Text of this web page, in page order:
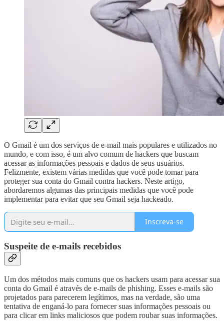
O Gmail é um dos serviços de e-mail mais populares e utilizados no
mundo, e com isso, é um alvo comum de hackers que buscam
acessar as informações pessoais e dados de seus usuários.
Felizmente, existem várias medidas que você pode tomar para
proteger sua conta do Gmail contra hackers. Neste artigo,
abordaremos algumas das principais medidas que você pode
implementar para evitar que seu Gmail seja hackeado.
Inscreva-se
Suspeite de e-mails recebidos
Um dos métodos mais comuns que os hackers usam para acessar sua
conta do Gmail é através de e-mails de phishing. Esses e-mails são
projetados para parecerem legítimos, mas na verdade, são uma
tentativa de enganá-lo para fornecer suas informações pessoais ou
para clicar em links maliciosos que podem roubar suas informações.